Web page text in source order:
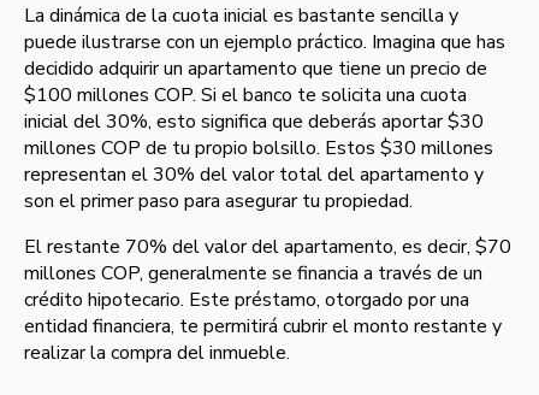
La dinámica de la cuota inicial es bastante sencilla y
puede ilustrarse con un ejemplo práctico. Imagina que has
decidido adquirir un apartamento que tiene un precio de
$100 millones COP. Si el banco te solicita una cuota
inicial del 30%, esto significa que deberás aportar $30
millones COP de tu propio bolsillo. Estos $30 millones
representan el 30% del valor total del apartamento y
son el primer paso para asegurar tu propiedad.
El restante 70% del valor del apartamento, es decir, $70
millones COP, generalmente se financia a través de un
crédito hipotecario. Este préstamo, otorgado por una
entidad financiera, te permitirá cubrir el monto restante y
realizar la compra del inmueble.